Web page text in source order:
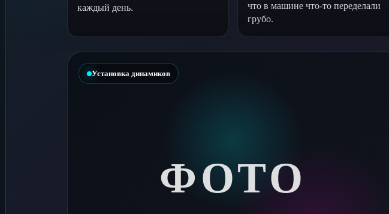
каждый день.
что в машине что-то переделали
грубо.
Установка динамиков
ФОТО